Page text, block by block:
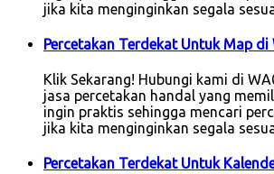
jika kita menginginkan segala
Percetakan Terdekat Untuk Map
Klik Sekarang! Hubungi kami di
jasa percetakan handal yang
ingin praktis sehingga mencari
jika kita menginginkan segala
Percetakan Terdekat Untuk